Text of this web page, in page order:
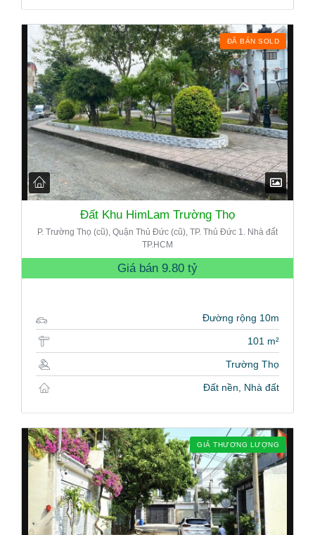
ĐÃ BÁN SOLD
Đất Khu HimLam Trường Thọ
P. Trường Thọ (cũ), Quận Thủ Đức (cũ), TP. Thủ Đức 1. Nhà đất
TP.HCM
Giá bán 9.80 tỷ
Đường rộng 10m
101 m²
Trường Thọ
Đất nền, Nhà đất
GIÁ THƯƠNG LƯỢNG